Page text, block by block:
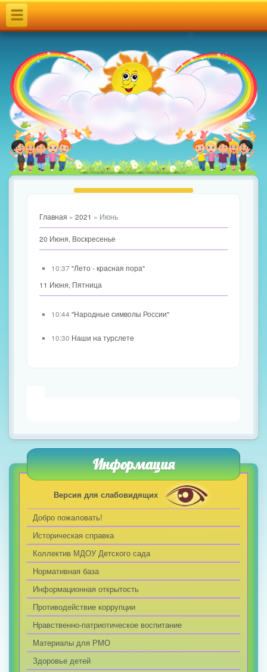
п
е
е
к
л
ю
ч
и
Главная » 2021 » Июнь
20 Июня, Воскресенье
10:37 "Лето - красная пора"
11 Июня, Пятница
10:44 "Народные символы России"
10:30 Наши на турслете
Информация
Версия для слабовидящих
Добро пожаловать!
Историческая справка
Коллектив МДОУ Детского сада
Нормативная база
Информационная открытость
Противодействие коррупции
Нравственно-патриотическое воспитание
Материалы для РМО
Здоровье детей